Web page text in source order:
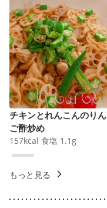
チキンとれんこんのりん
ご酢炒め
157kcal 食塩 1.1 g
もっと見る